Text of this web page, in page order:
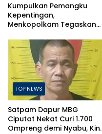
Kumpulkan Pemangku
Kepentingan,
Menkopolkam Tegaskan
Terkendali
TOP NEWS
Satpam Dapur MBG
Ciputat Nekat Curi 1.700
Ompreng demi Nyabu, Kini